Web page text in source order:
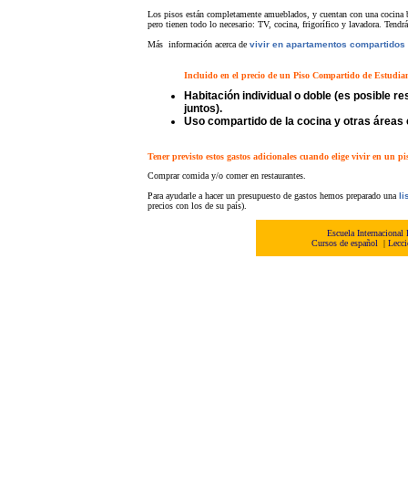
Los pisos están completamente amueblados, y cuentan con una
pero tienen todo lo necesario: TV, cocina, frigorífico y lavadora.
Más información acerca de vivir en apartamentos
Incluido en el precio de un Piso Compartido de
Habitación individual o doble (es posible
juntos).
Uso compartido de la cocina y otras áreas
Tener previsto estos gastos adicionales cuando elige vivir en un
Comprar comida y/o comer en restaurantes.
Para ayudarle a hacer un presupuesto de gastos hemos preparado una
precios con los de su país).
Escuela
Cursos de español
|